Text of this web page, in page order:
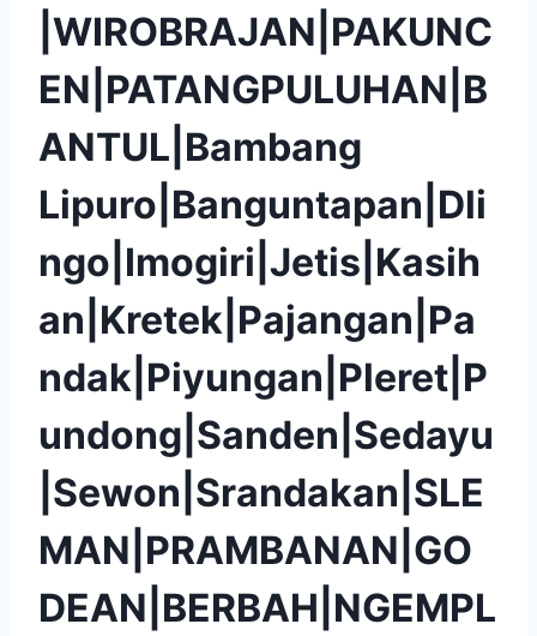
|WIROBRAJAN|PAKUNC
EN|PATANGPULUHAN|B
ANTUL|Bambang
Lipuro|Banguntapan|Dli
ngo|Imogiri|Jetis|Kasih
an|Kretek|Pajangan|Pa
ndak|Piyungan|Pleret|P
undong|Sanden|Sedayu
|Sewon|Srandakan|SLE
MAN|PRAMBANAN|GO
DEAN|BERBAH|NGEMPL